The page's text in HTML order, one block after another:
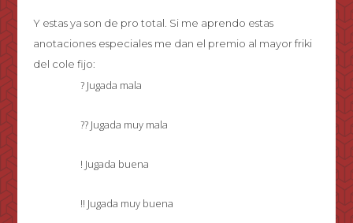
Y estas ya son de pro total. Si me aprendo estas
anotaciones especiales me dan el premio al mayor friki
del cole fijo:
? Jugada mala
?? Jugada muy mala
! Jugada buena
!! Jugada muy buena